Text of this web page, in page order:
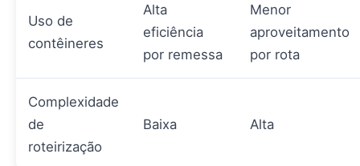
Uso de
contêineres
Alta
eficiência
por remessa
Menor
aproveitamento
por rota
Complexidade
de
roteirização
Baixa Alta